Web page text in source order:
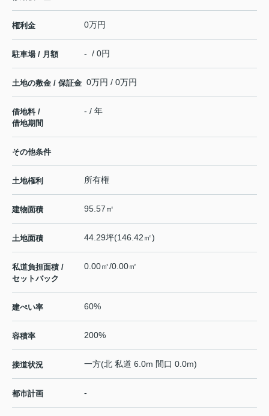
権利金 0万円
駐車場 / 月額 - / 0円
土地の敷金 / 保証金 0万円 / 0万円
借地料 /
借地期間
- / 年
その他条件
土地権利 所有権
建物面積 95.57㎡
土地面積 44.29坪(146.42㎡)
私道負担面積 /
セットバック
0.00㎡/0.00㎡
建ぺい率 60%
容積率 200%
接道状況 一方(北 私道 6.0m 間口 0.0m)
都市計画 -